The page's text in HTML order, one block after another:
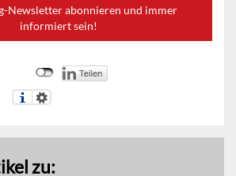
Newsletter abonnieren und immer
informiert sein!
zu: